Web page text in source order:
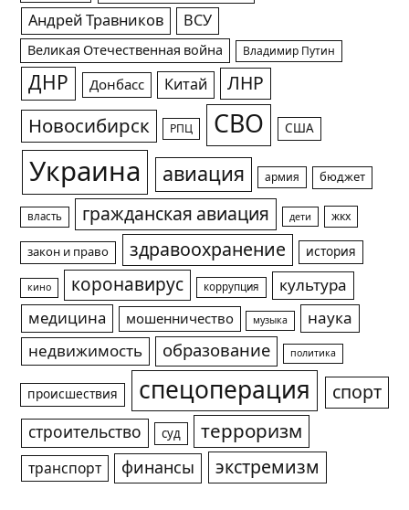
Андрей Травников ВСУ
Великая Отечественная война Владимир Путин
ДНР Донбасс Китай ЛНР
Новосибирск РПЦ СВО США
Украина авиация армия бюджет
власть гражданская авиация дети жкх
закон и право здравоохранение история
кино коронавирус коррупция
культура
медицина
мошенничество музыка
наука
недвижимость
образование политика
происшествия спецоперация спорт
строительство суд терроризм
транспорт финансы экстремизм